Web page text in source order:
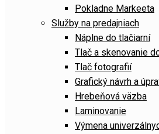
Pokladne Markeeta
Služby na predajniach
Náplne do tlačiarní
Tlač a skenovanie
Tlač fotografií
Grafický návrh a
Hrebeňová väzba
Laminovanie
Výmena